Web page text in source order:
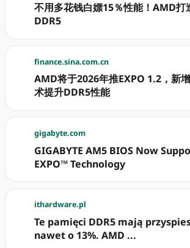
不用多花钱白嫖15％性能！AMD打
DDR5
finance.sina.com.cn
AMD将于2026年推EXPO 1.2，新
术提升DDR5性能
gigabyte.com
GIGABYTE AM5 BIOS Now
EXPO™ Technology
ithardware.pl
Te pamięci DDR5 mają
nawet o 13%. AMD ...